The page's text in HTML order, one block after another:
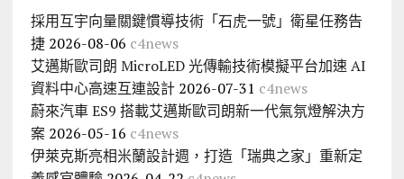
採用互宇向量關鍵慣導技術「石虎一號」衛星任務告
捷 2026-08-06 c4news
艾邁斯歐司朗 MicroLED 光傳輸技術模擬平台加速 AI
資料中心高速互連設計 2026-07-31 c4news
蔚來汽車 ES9 搭載艾邁斯歐司朗新一代氣氛燈解決方
案 2026-05-16 c4news
伊萊克斯亮相米蘭設計週，打造「瑞典之家」重新定